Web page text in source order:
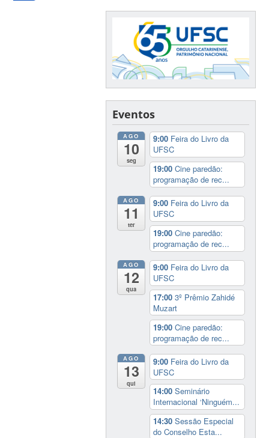
Eventos
AGO
10
seg
9:00 Feira do Livro da
UFSC
19:00Cine paredão:
programação de rec...
AGO
11
ter
9:00 Feira do Livro da
UFSC
19:00Cine paredão:
programação de rec...
AGO
12
qua
9:00 Feira do Livro da
UFSC
17:003º Prêmio Zahidé
Muzart
19:00Cine paredão:
programação de rec...
AGO
13
qui
9:00 Feira do Livro da
UFSC
14:00Seminário
Internacional ‘Ninguém...
14:30Sessão Especial
do Conselho Esta...